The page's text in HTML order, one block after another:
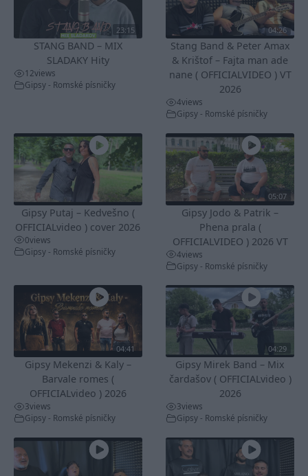
23:15
STANG BAND – MIX
SLADAKY Hity
12views
Gipsy - Romské písničky
04:26
Stang Band & Peter Amax
& Krištof – Fajta man ade
nane ( OFFICIALVIDEO ) VT
2026
4views
Gipsy - Romské písničky
Gipsy Putaj – Kedvešno (
OFFICIALvideo ) cover 2026
0views
Gipsy - Romské písničky
05:07
Gipsy Jodo & Patrik –
Phena prala (
OFFICIALVIDEO ) 2026 VT
4views
Gipsy - Romské písničky
04:41
Gipsy Mekenzi & Kaly –
Barvale romes (
OFFICIALvideo ) 2026
3views
Gipsy - Romské písničky
04:29
Gipsy Mirek Band – Mix
čardašov ( OFFICIALvideo )
2026
3views
Gipsy - Romské písničky